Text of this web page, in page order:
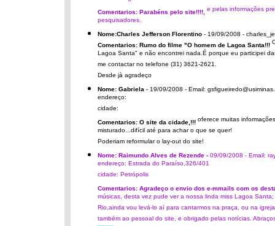
Comentarios: Parabéns pelo site!!!!, e pelas informações
pesquisadores.
Nome:Charles Jefferson Florentino - 19/09/2008 -
Comentarios: Rumo do filme "O homem de Lagoa Santa!!!
Lagoa Santa" e não encontrei nada.É porque eu participei
me contactar no telefone (31) 3621-2621.
Desde jà agradeço
Nome: Gabriela - 19/09/2008 - Email:
endereço:
cidade:
Comentarios: O site da cidade,!!! oferece muitas
misturado...difícil até para achar o que se quer!
Poderiam reformular o lay-out do site!
Nome: Raimundo Alves de Rezende - 09/09/2008 - Email:
endereço: Estrada do Paraíso,326/401
cidade: Petrópolis
Comentarios: Agradeço o envio dos e-mmails com os
músicas, desta vez pude ver a nossa linda miss Lagoa
Rio,ainda vou levá-lo aí para cantarmos na praça, ou na
também ao pessoal do site, e obrigado pelas notícias.